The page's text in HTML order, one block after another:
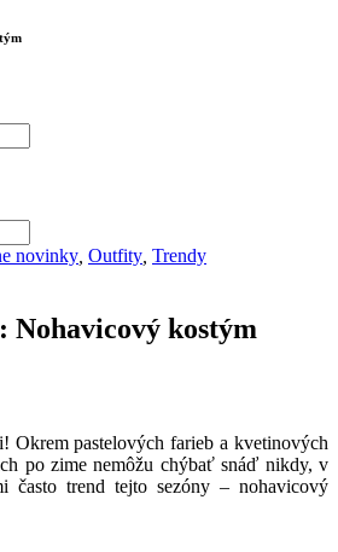
novinky Outfity Trendy
kostým
Okrem pastelových farieb a kvetinových
po zime nemôžu chýbať snáď nikdy, v
často trend tejto sezóny – nohavicový